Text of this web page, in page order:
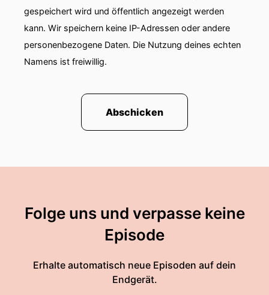
gespeichert wird und öffentlich angezeigt werden
kann. Wir speichern keine IP-Adressen oder andere
personenbezogene Daten. Die Nutzung deines echten
Namens ist freiwillig.
Abschicken
Folge uns und verpasse keine
Episode
Erhalte automatisch neue Episoden auf dein
Endgerät.